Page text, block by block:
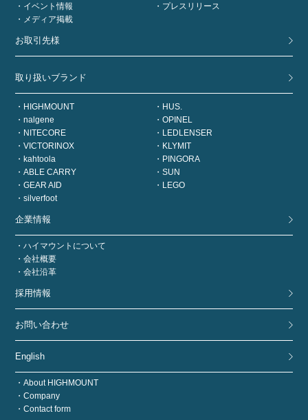
イベント情報
プレスリリース
メディア掲載
お取引先様
取り扱いブランド
HIGHMOUNT
HUS.
nalgene
OPINEL
NITECORE
LEDLENSER
VICTORINOX
KLYMIT
kahtoola
PINGORA
ABLE CARRY
SUN
GEAR AID
LEGO
silverfoot
企業情報
ハイマウントについて
会社概要
会社沿革
採用情報
お問い合わせ
English
About HIGHMOUNT
Company
Contact form